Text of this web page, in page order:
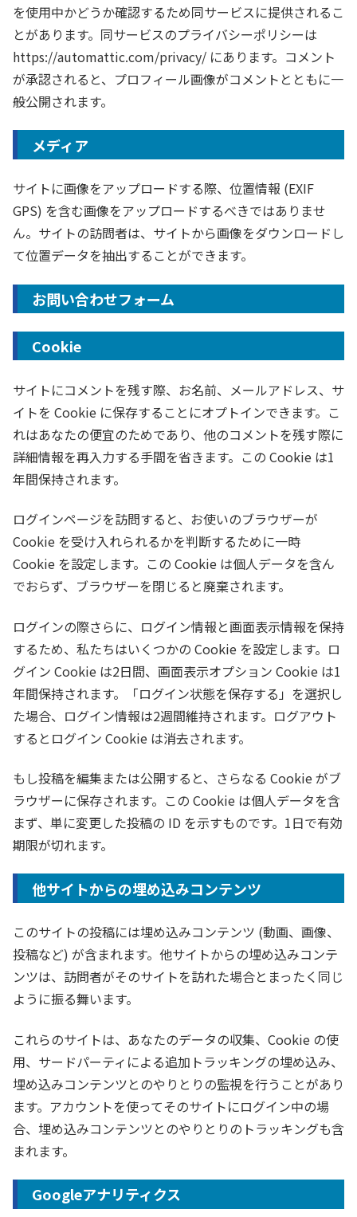
を使用中かどうか確認するため同サービスに提供されるこ
とがあります。同サービスのプライバシーポリシーは
https://automattic.com/privacy/ にあります。コメント
が承認されると、プロフィール画像がコメントとともに一
般公開されます。
メディア
サイトに画像をアップロードする際、位置情報 (EXIF
GPS) を含む画像をアップロードするべきではありませ
ん。サイトの訪問者は、サイトから画像をダウンロードし
て位置データを抽出することができます。
お問い合わせフォーム
Cookie
サイトにコメントを残す際、お名前、メールアドレス、サ
イトを Cookie に保存することにオプトインできます。こ
れはあなたの便宜のためであり、他のコメントを残す際に
詳細情報を再入力する手間を省きます。この Cookie は1
年間保持されます。
ログインページを訪問すると、お使いのブラウザーが
Cookie を受け入れられるかを判断するために一時
Cookie を設定します。この Cookie は個人データを含ん
でおらず、ブラウザーを閉じると廃棄されます。
ログインの際さらに、ログイン情報と画面表示情報を保持
するため、私たちはいくつかの Cookie を設定します。ロ
グイン Cookie は2日間、画面表示オプション Cookie は1
年間保持されます。「ログイン状態を保存する」を選択し
た場合、ログイン情報は2週間維持されます。ログアウト
するとログイン Cookie は消去されます。
もし投稿を編集または公開すると、さらなる Cookie がブ
ラウザーに保存されます。この Cookie は個人データを含
まず、単に変更した投稿の ID を示すものです。1日で有効
期限が切れます。
他サイトからの埋め込みコンテンツ
このサイトの投稿には埋め込みコンテンツ (動画、画像、
投稿など) が含まれます。他サイトからの埋め込みコンテ
ンツは、訪問者がそのサイトを訪れた場合とまったく同じ
ように振る舞います。
これらのサイトは、あなたのデータの収集、Cookie の使
用、サードパーティによる追加トラッキングの埋め込み、
埋め込みコンテンツとのやりとりの監視を行うことがあり
ます。アカウントを使ってそのサイトにログイン中の場
合、埋め込みコンテンツとのやりとりのトラッキングも含
まれます。
Googleアナリティクス